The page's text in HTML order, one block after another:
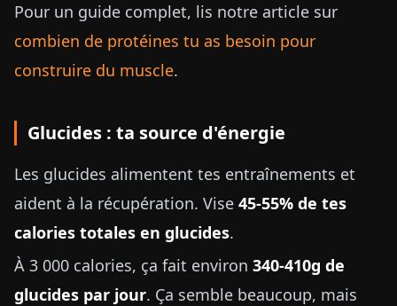
Pour un guide complet, lis notre article sur
combien de protéines tu as besoin pour
construire du muscle.
Glucides : ta source d'énergie
Les glucides alimentent tes entraînements et
aident à la récupération. Vise 45-55% de tes
calories totales en glucides.
À 3 000 calories, ça fait environ 340-410g de
glucides par jour. Ça semble beaucoup, mais